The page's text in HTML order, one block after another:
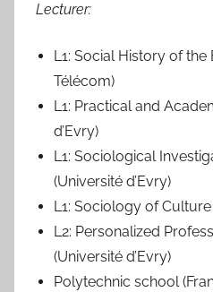
Lecturer:
L1: Social History of the
Télécom)
L1: Practical and
d’Evry)
L1: Sociological
(Université d’Evry)
L1: Sociology of Culture
L2: Personalized
(Université d’Evry)
Polytechnic school